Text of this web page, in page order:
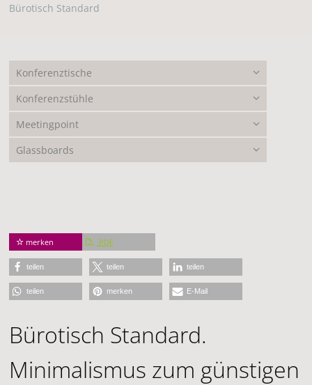
Bürotisch Standard
Konferenztische
Konferenzstühle
Meetingpoint
Glassboards
merken PDF
teilen teilen teilen
teilen merken E-Mail
Bürotisch Standard.
Minimalismus zum günstigen